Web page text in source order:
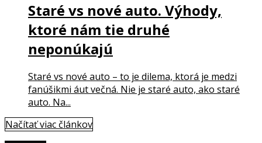
Staré vs nové auto. Výhody,
ktoré nám tie druhé
neponúkajú
Staré vs nové auto – to je dilema, ktorá je medzi
fanúšikmi áut večná. Nie je staré auto, ako staré
auto. Na...
Načítať viac článkov